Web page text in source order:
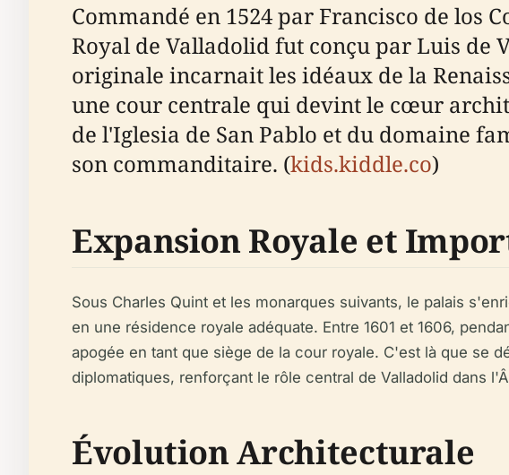
Commandé en 1524 par Francisco de los
Royal de Valladolid fut conçu par Luis de
originale incarnait les idéaux de la
une cour centrale qui devint le cœur
de l'Iglesia de San Pablo et du domaine
son commanditaire. (kids.kiddle.co)
Expansion Royale et
Sous Charles Quint et les monarques suivants, le palais
en une résidence royale adéquate. Entre 1601 et 1606,
apogée en tant que siège de la cour royale. C'est là que se
diplomatiques, renforçant le rôle central de Valladolid dans
Évolution Architecturale